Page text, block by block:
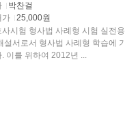
박찬걸
가
25,000원
사시험 형사법 사례형 시험 실전
설서로서 형사법 사례형 학습에
. 이를 위하여 2012년 ...